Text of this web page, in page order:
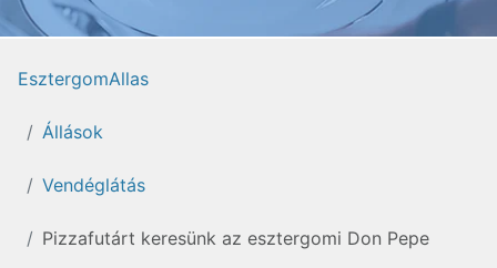
EsztergomAllas
Állások
Vendéglátás
Pizzafutárt keresünk az esztergomi Don Pepe